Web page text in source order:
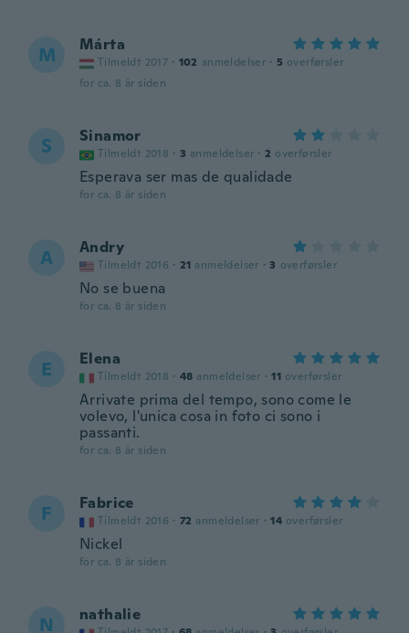
M Márta
Tilmeldt 2017 · 102 anmeldelser · 5 overførsler
for ca. 8 år siden
S Sinamor
Tilmeldt 2018 · 3 anmeldelser · 2 overførsler
Esperava ser mas de qualidade
for ca. 8 år siden
A Andry
Tilmeldt 2016 · 21 anmeldelser · 3 overførsler
No se buena
for ca. 8 år siden
E Elena
Tilmeldt 2018 · 48 anmeldelser · 11 overførsler
Arrivate prima del tempo, sono come le
volevo, l'unica cosa in foto ci sono i
passanti.
for ca. 8 år siden
F Fabrice
Tilmeldt 2016 · 72 anmeldelser · 14 overførsler
Nickel
for ca. 8 år siden
N nathalie